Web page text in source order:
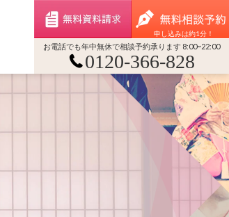
無料資料請求
申し込みは約1分！
お電話でも年中無休で相談予約承ります 8:00~22:00
0120-366-828